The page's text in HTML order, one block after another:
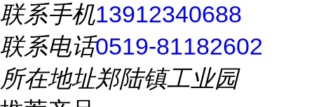
联系手机13912340688
联系电话0519-81182602
所在地址郑陆镇工业园